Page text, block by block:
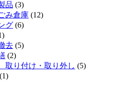
品 (3)
み倉庫 (12)
グ (6)
去 (5)
(2)
取り付け・取り外し (5)
(1)